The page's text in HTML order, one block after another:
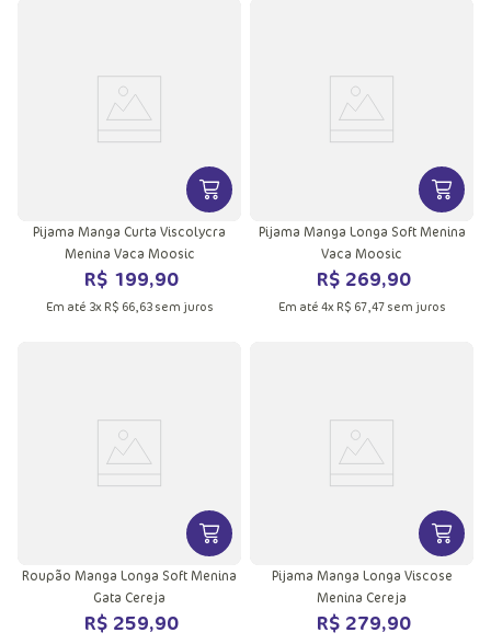
VER MAIS INFORMAÇÕES DO
Pijama Manga Curta Viscolycra
Menina Vaca Moosic
R$ 199,90
Em até 3x R$ 66, 63sem juros
VER
Pijama Manga Longa Soft Menina
Vaca Moosic
R$ 269,90
Em até 4x R$ 67, 47sem juros
VER MAIS INFORMAÇÕES DO
Roupão Manga Longa Soft Menina
Gata Cereja
R$ 259,90
VER
Pijama Manga Longa Viscose
Menina Cereja
R$ 279,90